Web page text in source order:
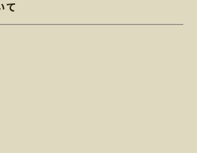
て